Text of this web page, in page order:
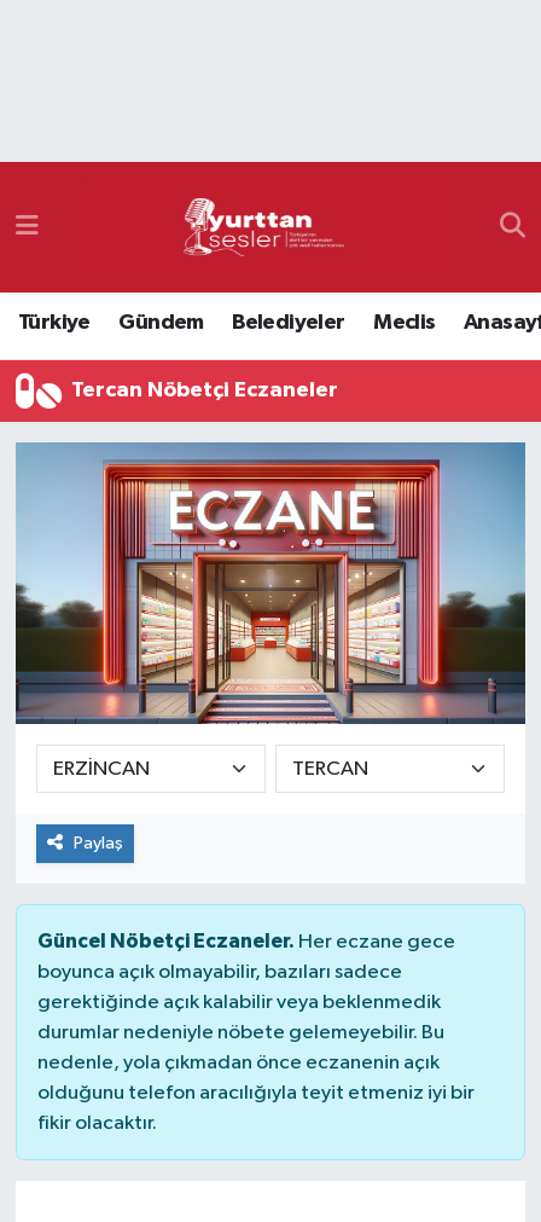
Türkiye Gündem Belediyeler Meclis
Tercan Nöbetçi Eczaneler
Paylaş
Güncel Nöbetçi Eczaneler. Her eczane gece
boyunca açık olmayabilir, bazıları sadece
gerektiğinde açık kalabilir veya beklenmedik
durumlar nedeniyle nöbete gelemeyebilir. Bu
nedenle, yola çıkmadan önce eczanenin açık
olduğunu telefon aracılığıyla teyit etmeniz iyi bir
fikir olacaktır.
Namaz Vakitleri
Süper Lig Puan Durumu ve Fikstür
Tüm Manşetler
Son Dakika Haberleri
Haber Arşivi